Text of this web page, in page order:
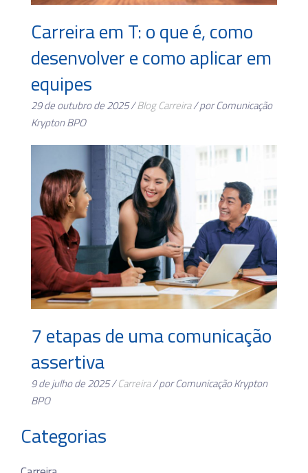
Carreira em T: o que é, como
desenvolver e como aplicar em
equipes
29 de outubro de 2025 /Blog Carreira/ por Comunicação
Krypton BPO
7 etapas de uma comunicação
assertiva
9 de julho de 2025 /Carreira/ por Comunicação Krypton
BPO
Categorias